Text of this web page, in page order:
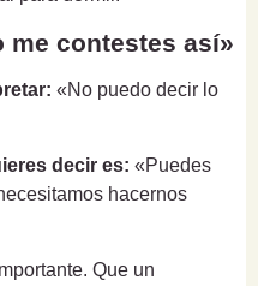
me contestes así»
«No puedo decir lo
decir es: «Puedes
hacernos
Que un